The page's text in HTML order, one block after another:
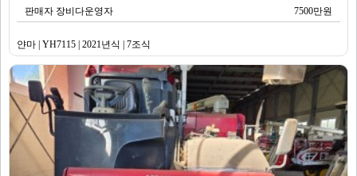
판매자 장비다운영자 7500만원
얀마 | YH7115 | 2021년식 | 7조식